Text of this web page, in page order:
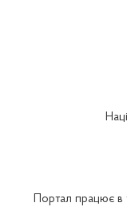
Портал працює в